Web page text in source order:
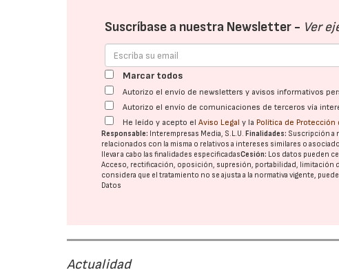
Suscríbase a nuestra Newsletter - Ver
Marcar todos
Autorizo el envío de newsletters y avisos informativos
Autorizo el envío de comunicaciones de terceros vía
He leído y acepto elAviso Legal y la Política de Protección
Responsable: Interempresas Media, S.L.U.Finalidades: Suscripción a
relacionados con la misma o relativos a intereses similares o
llevar a cabo las finalidades especificadasCesión: Los datos pueden
Acceso, rectificación, oposición, supresión, portabilidad, limitación
considera que el tratamiento no se ajusta a la normativa vigente,
Datos
Actualidad